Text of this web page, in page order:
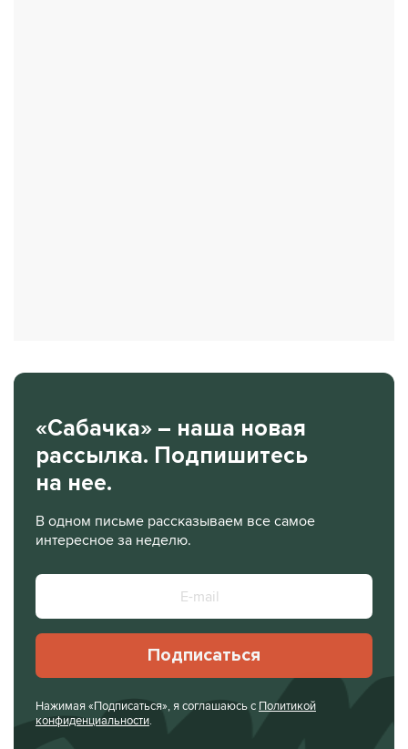
«Сабачка» – наша новая
рассылка. Подпишитесь
на нее.
В одном письме рассказываем все самое
интересное за неделю.
Подписаться
Нажимая «Подписаться», я соглашаюсь с Политикой
конфиденциальности.